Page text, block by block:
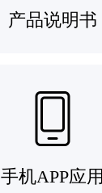
产品说明书
手机APP应用